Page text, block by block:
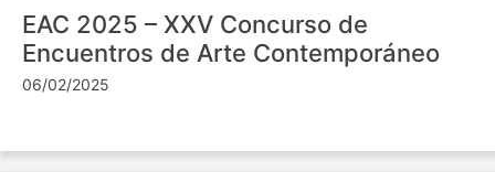
EAC 2025 – XXV Concurso de
Encuentros de Arte Contemporáneo
06/02/2025